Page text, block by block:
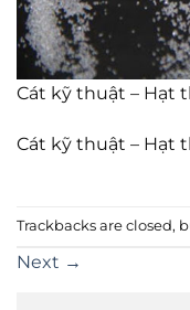
Cát kỹ thuật – Hạt
Cát kỹ thuật – Hạt
Trackbacks are closed,
Next →